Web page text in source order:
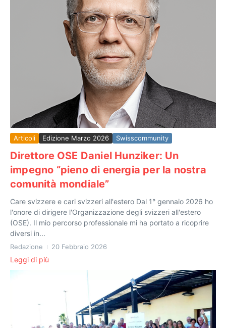
Articoli Edizione Marzo 2026 Swisscommunity
Direttore OSE Daniel Hunziker: Un
impegno “pieno di energia per la nostra
comunità mondiale”
Care svizzere e cari svizzeri all'estero Dal 1° gennaio 2026 ho
l'onore di dirigere l'Organizzazione degli svizzeri all'estero
(OSE). Il mio percorso professionale mi ha portato a ricoprire
diversi in...
Redazione 20 Febbraio 2026
Leggi di più